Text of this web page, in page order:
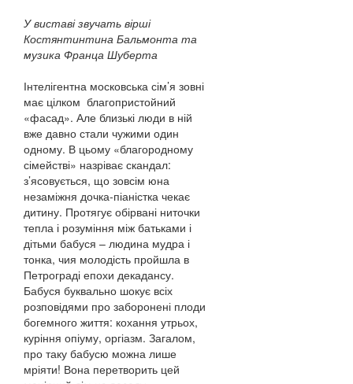
У виставі звучать вірші
Костянтинтина Бальмонта та
музика Франца Шуберта
Інтелігентна московська сім’я зовні
має цілком благопристойний
«фасад». Але близькі люди в ній
вже давно стали чужими один
одному. В цьому «благородному
сімействі» назріває скандал:
з’ясовується, що зовсім юна
незаміжня дочка-піаністка чекає
дитину. Протягує обірвані ниточки
тепла і розуміння між батьками і
дітьми бабуся – людина мудра і
тонка, чия молодість пройшла в
Петрограді епохи декадансу.
Бабуся буквально шокує всіх
розповідями про заборонені плоди
богемного життя: кохання утрьох,
куріння опіуму, оргіазм. Загалом,
про таку бабусю можна лише
мріяти! Вона перетворить цей